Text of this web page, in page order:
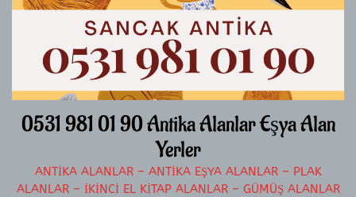
İçeriğe
0531 981 01 90 Antika Alanlar Eşya Alan
Yerler
ANTIKA ALANLAR – ANTIKA EŞYA ALANLAR – PLAK
ALANLAR – İKINCI EL KITAP ALANLAR – GÜMÜŞ ALANLAR